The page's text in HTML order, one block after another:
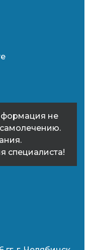
не
самолечению.
специалиста!